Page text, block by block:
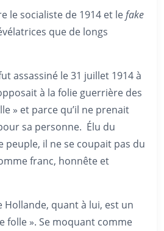
le socialiste de 1914 et lefake
que de longs
assassiné le 31 juillet 1914 à
à la folie guerrière des
» et parce qu’il ne prenait
sa personne. Élu du
peuple, il ne se coupait pas du
franc, honnête et
Hollande, quant à lui, est un
folle ». Se moquant comme